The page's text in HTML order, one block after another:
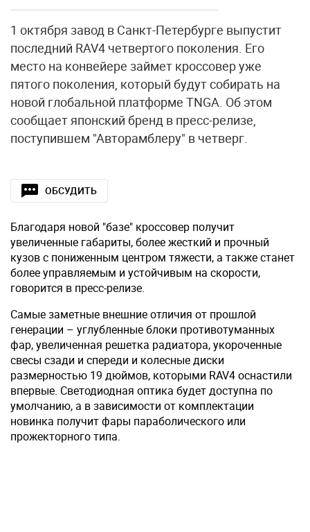
1 октября завод в Санкт-Петербурге выпустит
последний RAV4 четвертого поколения. Его
место на конвейере займет кроссовер уже
пятого поколения, который будут собирать на
новой глобальной платформе TNGA. Об этом
сообщает японский бренд в пресс-релизе,
поступившем "Авторамблеру" в четверг.
ОБСУДИТЬ
Благодаря новой "базе" кроссовер получит
увеличенные габариты, более жесткий и прочный
кузов с пониженным центром тяжести, а также станет
более управляемым и устойчивым на скорости,
говорится в пресс-релизе.
Самые заметные внешние отличия от прошлой
генерации – углубленные блоки противотуманных
фар, увеличенная решетка радиатора, укороченные
свесы сзади и спереди и колесные диски
размерностью 19 дюймов, которыми RAV4 оснастили
впервые. Светодиодная оптика будет доступна по
умолчанию, а в зависимости от комплектации
новинка получит фары параболического или
прожекторного типа.